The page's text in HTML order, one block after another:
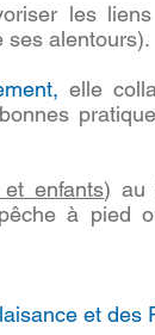
r les
ses alentours).
elle
enfants) au
à pied
et des